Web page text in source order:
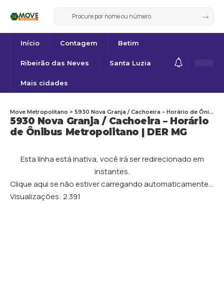
Início Contagem Betim
Ribeirão das Neves Santa Luzia
Mais cidades
5930 Nova Granja / Cachoeira – Horário
de Ônibus Metropolitano | DER MG
Move Metropolitano > 5930 Nova Granja / Cachoeira – Horário de Ônibus Metropolitano | DER MG
Esta linha está inativa, você irá ser redirecionado em
instantes.
Clique aqui se não estiver carregando automaticamente…
Visualizações: 2.391